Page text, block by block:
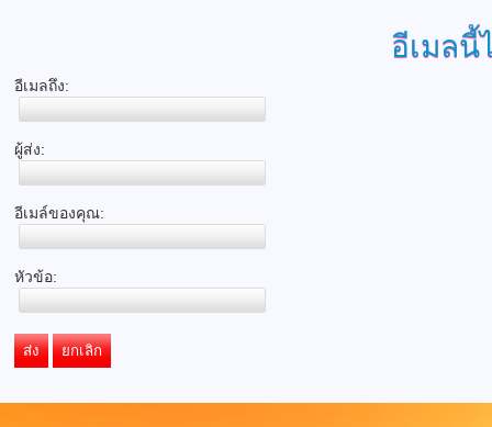
อีเมลนี้
อีเมลถึง:
ผู้ส่ง:
อีเมล์ของคุณ:
หัวข้อ:
ส่ง ยกเลิก